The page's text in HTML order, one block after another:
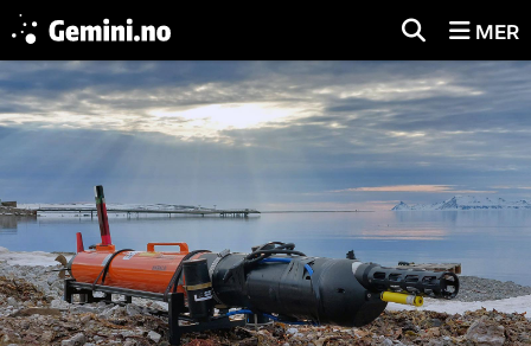
MER